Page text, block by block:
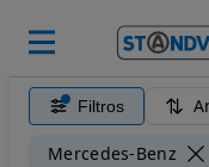
Filtros
Mercedes-Benz